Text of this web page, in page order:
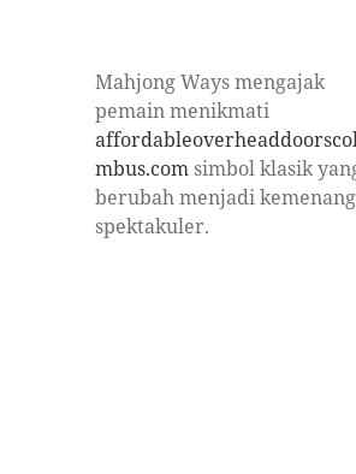
Mahjong Ways mengajak
pemain menikmati
mbus.comsimbol klasik
berubah menjadi
spektakuler.